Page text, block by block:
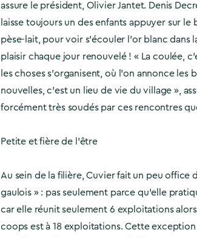
assure le président, Olivier Jantet. Denis
laisse toujours un des enfants appuyer sur
pèse-lait, pour voir s’écouler l’or blanc dans
plaisir chaque jour renouvelé ! « La coulée,
les choses s’organisent, où l’on annonce les
nouvelles, c’est un lieu de vie du village »,
forcément très soudés par ces rencontres
Petite et fière de l’être
Au sein de la filière, Cuvier fait un peu office
gaulois » : pas seulement parce qu’elle
car elle réunit seulement 6 exploitations
coops est à 18 exploitations. Cette